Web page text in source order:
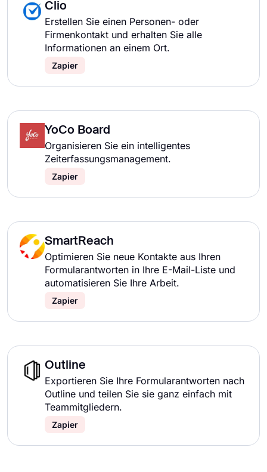
Clio
Erstellen Sie einen Personen- oder
Firmenkontakt und erhalten Sie alle
Informationen an einem Ort.
Zapier
YoCo Board
Organisieren Sie ein intelligentes
Zeiterfassungsmanagement.
Zapier
SmartReach
Optimieren Sie neue Kontakte aus Ihren
Formularantworten in Ihre E-Mail-Liste und
automatisieren Sie Ihre Arbeit.
Zapier
Outline
Exportieren Sie Ihre Formularantworten nach
Outline und teilen Sie sie ganz einfach mit
Teammitgliedern.
Zapier